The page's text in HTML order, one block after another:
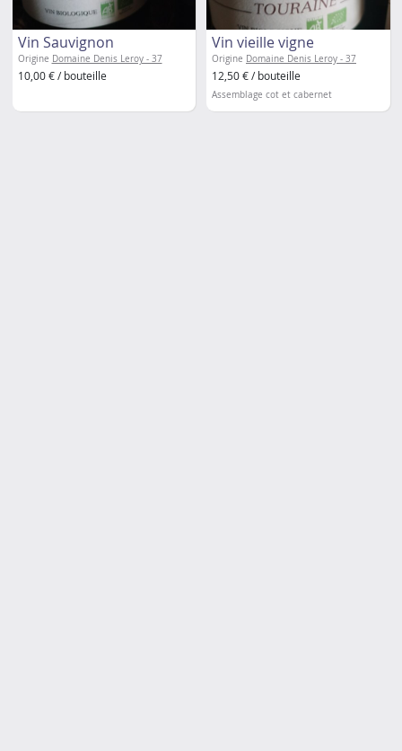
Vin Sauvignon
Origine Domaine Denis Leroy - 37
10,00 € / bouteille
Vin vieille vigne
Origine Domaine Denis Leroy - 37
12,50 € / bouteille
Assemblage cot et cabernet